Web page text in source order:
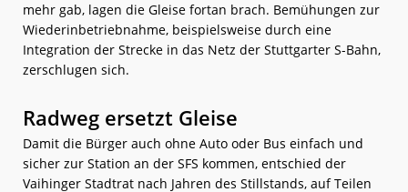
mehr gab, lagen die Gleise fortan brach. Bemühungen zur
Wiederinbetriebnahme, beispielsweise durch eine
Integration der Strecke in das Netz der Stuttgarter S-Bahn,
zerschlugen sich.
Radweg ersetzt Gleise
Damit die Bürger auch ohne Auto oder Bus einfach und
sicher zur Station an der SFS kommen, entschied der
Vaihinger Stadtrat nach Jahren des Stillstands, auf Teilen